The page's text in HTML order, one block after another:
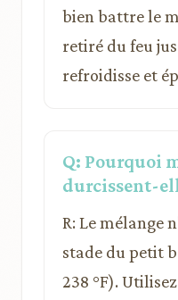
bien battre le
retiré du feu
refroidisse et
Q: Pourquoi
durcissent-
R: Le mélange
stade du petit
238 °F).